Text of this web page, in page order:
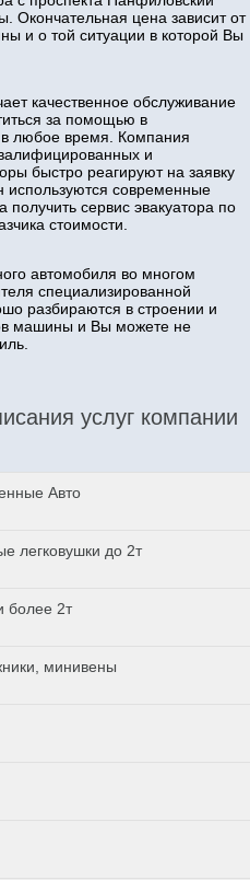
Окончательная цена зависит от
и о той ситуации в которой Вы
качественное обслуживание
за помощью в
любое время. Компания
и
быстро реагируют на заявку
используются современные
получить сервис эвакуатора по
стоимости.
автомобиля во многом
специализированной
разбираются в строении и
машины и Вы можете не
услуг компании
Авто
легковушки до 2т
более 2т
минивены